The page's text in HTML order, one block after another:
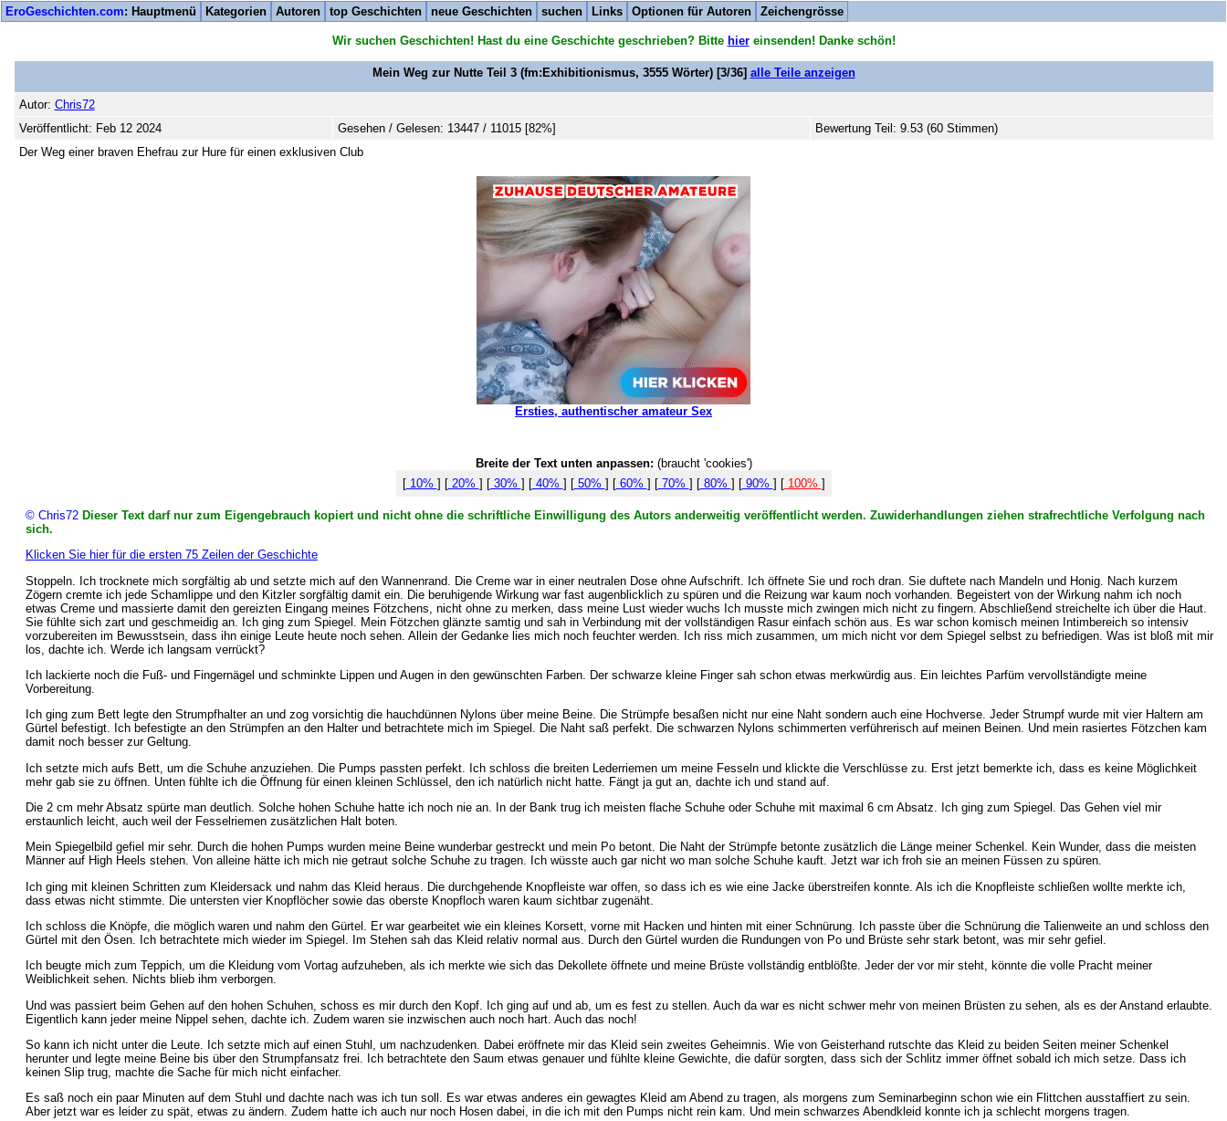
EroGeschichten.com: Hauptmenü Kategorien Autoren top Geschichten neue Geschichten suchen Links Optionen für Autoren Zeichengrösse
Wir suchen Geschichten! Hast du eine Geschichte geschrieben? Bitte hiereinsenden! Danke schön!
Mein Weg zur Nutte Teil 3(fm:Exhibitionismus, 3555Wörter) [3/36] alle Teile anzeigen
Autor: Chris72
Veröffentlicht: Feb 12 2024
Gesehen / Gelesen: 13447 / 11015 [82%]
Bewertung Teil: 9.53 (60 Stimmen)
Der Weg einer braven Ehefrau zur Hure für einen exklusiven Club
Ersties, authentischer amateur Sex
Breite der Text unten anpassen: (braucht 'cookies')
[10% ] [20% ] [30% ] [40% ] [50% ] [60% ] [70% ] [80% ] [90% ] [100% ]
© Chris72 Dieser Text darf nur zum Eigengebrauch kopiert und nicht ohne die schriftliche Einwilligung des Autors anderweitig veröffentlicht werden. Zuwiderhandlungen ziehen strafrechtliche Verfolgung nach
sich.
Klicken Sie hier für die ersten 75 Zeilen der Geschichte
Stoppeln. Ich trocknete mich sorgfältig ab und setzte mich auf den Wannenrand. Die Creme war in einer neutralen Dose ohne Aufschrift. Ich öffnete Sie und roch dran. Sie duftete nach Mandeln und Honig. Nach kurzem
Zögern cremte ich jede Schamlippe und den Kitzler sorgfältig damit ein. Die beruhigende Wirkung war fast augenblicklich zu spüren und die Reizung war kaum noch vorhanden. Begeistert von der Wirkung nahm ich noch
etwas Creme und massierte damit den gereizten Eingang meines Fötzchens, nicht ohne zu merken, dass meine Lust wieder wuchs Ich musste mich zwingen mich nicht zu fingern. Abschließend streichelte ich über die Haut.
Sie fühlte sich zart und geschmeidig an. Ich ging zum Spiegel. Mein Fötzchen glänzte samtig und sah in Verbindung mit der vollständigen Rasur einfach schön aus. Es war schon komisch meinen Intimbereich so intensiv
vorzubereiten im Bewusstsein, dass ihn einige Leute heute noch sehen. Allein der Gedanke lies mich noch feuchter werden. Ich riss mich zusammen, um mich nicht vor dem Spiegel selbst zu befriedigen. Was ist bloß mit mir
los, dachte ich. Werde ich langsam verrückt?
Ich lackierte noch die Fuß- und Fingernägel und schminkte Lippen und Augen in den gewünschten Farben. Der schwarze kleine Finger sah schon etwas merkwürdig aus. Ein leichtes Parfüm vervollständigte meine
Vorbereitung.
Ich ging zum Bett legte den Strumpfhalter an und zog vorsichtig die hauchdünnen Nylons über meine Beine. Die Strümpfe besaßen nicht nur eine Naht sondern auch eine Hochverse. Jeder Strumpf wurde mit vier Haltern am
Gürtel befestigt. Ich befestigte an den Strümpfen an den Halter und betrachtete mich im Spiegel. Die Naht saß perfekt. Die schwarzen Nylons schimmerten verführerisch auf meinen Beinen. Und mein rasiertes Fötzchen kam
damit noch besser zur Geltung.
Ich setzte mich aufs Bett, um die Schuhe anzuziehen. Die Pumps passten perfekt. Ich schloss die breiten Lederriemen um meine Fesseln und klickte die Verschlüsse zu. Erst jetzt bemerkte ich, dass es keine Möglichkeit
mehr gab sie zu öffnen. Unten fühlte ich die Öffnung für einen kleinen Schlüssel, den ich natürlich nicht hatte. Fängt ja gut an, dachte ich und stand auf.
Die 2 cm mehr Absatz spürte man deutlich. Solche hohen Schuhe hatte ich noch nie an. In der Bank trug ich meisten flache Schuhe oder Schuhe mit maximal 6 cm Absatz. Ich ging zum Spiegel. Das Gehen viel mir
erstaunlich leicht, auch weil der Fesselriemen zusätzlichen Halt boten.
Mein Spiegelbild gefiel mir sehr. Durch die hohen Pumps wurden meine Beine wunderbar gestreckt und mein Po betont. Die Naht der Strümpfe betonte zusätzlich die Länge meiner Schenkel. Kein Wunder, dass die meisten
Männer auf High Heels stehen. Von alleine hätte ich mich nie getraut solche Schuhe zu tragen. Ich wüsste auch gar nicht wo man solche Schuhe kauft. Jetzt war ich froh sie an meinen Füssen zu spüren.
Ich ging mit kleinen Schritten zum Kleidersack und nahm das Kleid heraus. Die durchgehende Knopfleiste war offen, so dass ich es wie eine Jacke überstreifen konnte. Als ich die Knopfleiste schließen wollte merkte ich,
dass etwas nicht stimmte. Die untersten vier Knopflöcher sowie das oberste Knopfloch waren kaum sichtbar zugenäht.
Ich schloss die Knöpfe, die möglich waren und nahm den Gürtel. Er war gearbeitet wie ein kleines Korsett, vorne mit Hacken und hinten mit einer Schnürung. Ich passte über die Schnürung die Talienweite an und schloss den
Gürtel mit den Ösen. Ich betrachtete mich wieder im Spiegel. Im Stehen sah das Kleid relativ normal aus. Durch den Gürtel wurden die Rundungen von Po und Brüste sehr stark betont, was mir sehr gefiel.
Ich beugte mich zum Teppich, um die Kleidung vom Vortag aufzuheben, als ich merkte wie sich das Dekollete öffnete und meine Brüste vollständig entblößte. Jeder der vor mir steht, könnte die volle Pracht meiner
Weiblichkeit sehen. Nichts blieb ihm verborgen.
Und was passiert beim Gehen auf den hohen Schuhen, schoss es mir durch den Kopf. Ich ging auf und ab, um es fest zu stellen. Auch da war es nicht schwer mehr von meinen Brüsten zu sehen, als es der Anstand erlaubte.
Eigentlich kann jeder meine Nippel sehen, dachte ich. Zudem waren sie inzwischen auch noch hart. Auch das noch!
So kann ich nicht unter die Leute. Ich setzte mich auf einen Stuhl, um nachzudenken. Dabei eröffnete mir das Kleid sein zweites Geheimnis. Wie von Geisterhand rutschte das Kleid zu beiden Seiten meiner Schenkel
herunter und legte meine Beine bis über den Strumpfansatz frei. Ich betrachtete den Saum etwas genauer und fühlte kleine Gewichte, die dafür sorgten, dass sich der Schlitz immer öffnet sobald ich mich setze. Dass ich
keinen Slip trug, machte die Sache für mich nicht einfacher.
Es saß noch ein paar Minuten auf dem Stuhl und dachte nach was ich tun soll. Es war etwas anderes ein gewagtes Kleid am Abend zu tragen, als morgens zum Seminarbeginn schon wie ein Flittchen ausstaffiert zu sein.
Aber jetzt war es leider zu spät, etwas zu ändern. Zudem hatte ich auch nur noch Hosen dabei, in die ich mit den Pumps nicht rein kam. Und mein schwarzes Abendkleid konnte ich ja schlecht morgens tragen.